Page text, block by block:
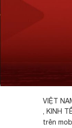
VIỆT
, KINH
trên